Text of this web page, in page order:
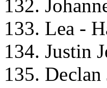
132.
133. Lеа -
134. Justin
135.